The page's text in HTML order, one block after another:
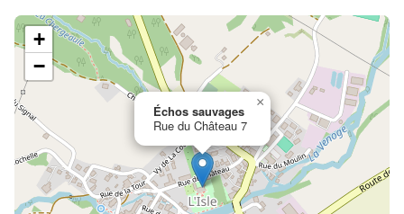
Échos sauvages
Rue du Château 7
×
+
−